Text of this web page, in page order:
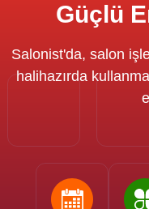
Güçlü
Salonist'da, salon
halihazırda